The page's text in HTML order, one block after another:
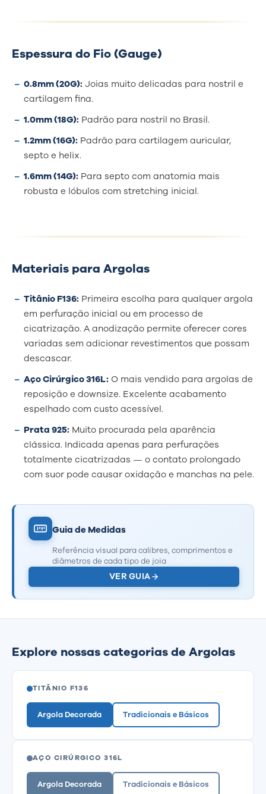
Espessura do Fio (Gauge)
0.8mm (20G): Joias muito delicadas para nostril e
cartilagem fina.
1.0mm (18G): Padrão para nostril no Brasil.
1.2mm (16G): Padrão para cartilagem auricular,
septo e helix.
1.6mm (14G): Para septo com anatomia mais
robusta e lóbulos com stretching inicial.
Materiais para Argolas
Titânio F136: Primeira escolha para qualquer argola
em perfuração inicial ou em processo de
cicatrização. A anodização permite oferecer cores
variadas sem adicionar revestimentos que possam
descascar.
Aço Cirúrgico 316L: O mais vendido para argolas de
reposição e downsize. Excelente acabamento
espelhado com custo acessível.
Prata 925: Muito procurada pela aparência
clássica. Indicada apenas para perfurações
totalmente cicatrizadas — o contato prolongado
com suor pode causar oxidação e manchas na pele.
Guia de Medidas
Referência visual para calibres, comprimentos e
diâmetros de cada tipo de joia
VER GUIA
Explore nossas categorias de Argolas
TITÂNIO F136
Argola Decorada Tradicionais e Básicos
AÇO CIRÚRGICO 316L
Argola Decorada Tradicionais e Básicos